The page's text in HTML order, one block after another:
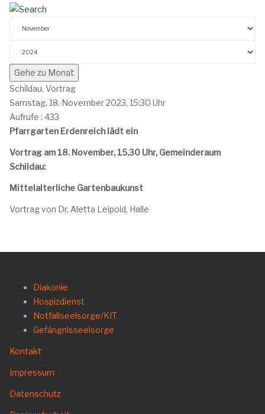
Gehe zu Monat
Schildau, Vortrag
Samstag, 18. November 2023, 15:30 Uhr
Aufrufe : 433
Pfarrgarten Erdenreich lädt ein
Vortrag am 18. November, 15.30 Uhr, Gemeinderaum
Schildau:
Mittelalterliche Gartenbaukunst
Vortrag von Dr. Aletta Leipold, Halle
Diakonie
Hospizdienst
Notfallseelsorge/KIT
Gefängnisseelsorge
Kontakt
Impressum
Datenschutz